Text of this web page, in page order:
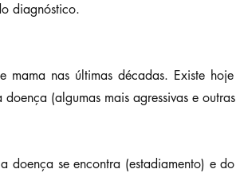
diagnóstico.
mama nas últimas décadas. Existe hoje
(algumas mais agressivas e outras
doença se encontra (estadiamento) e do